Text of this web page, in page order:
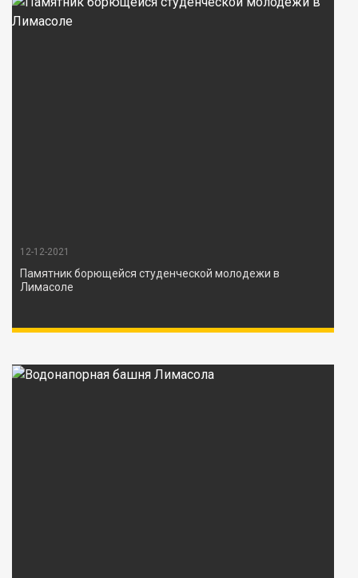
12-12-2021
Памятник борющейся студенческой молодежи в
Лимасоле